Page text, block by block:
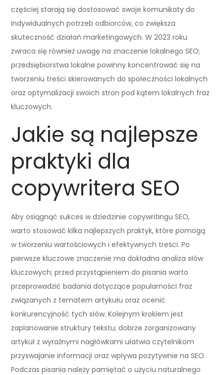
częściej starają się dostosować swoje komunikaty do
indywidualnych potrzeb odbiorców, co zwiększa
skuteczność działań marketingowych. W 2023 roku
zwraca się również uwagę na znaczenie lokalnego SEO;
przedsiębiorstwa lokalne powinny koncentrować się na
tworzeniu treści skierowanych do społeczności lokalnych
oraz optymalizacji swoich stron pod kątem lokalnych fraz
kluczowych.
Jakie są najlepsze
praktyki dla
copywritera SEO
Aby osiągnąć sukces w dziedzinie copywritingu SEO,
warto stosować kilka najlepszych praktyk, które pomogą
w tworzeniu wartościowych i efektywnych treści. Po
pierwsze kluczowe znaczenie ma dokładna analiza słów
kluczowych; przed przystąpieniem do pisania warto
przeprowadzić badania dotyczące popularności fraz
związanych z tematem artykułu oraz ocenić
konkurencyjność tych słów. Kolejnym krokiem jest
zaplanowanie struktury tekstu; dobrze zorganizowany
artykuł z wyraźnymi nagłówkami ułatwia czytelnikom
przyswajanie informacji oraz wpływa pozytywnie na SEO.
Podczas pisania należy pamiętać o użyciu naturalnego